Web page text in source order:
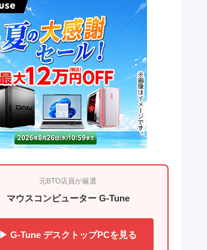
元BTO店員が厳選
マウスコンピューター G-Tune
▶ G-Tune デスクトップPCを見る